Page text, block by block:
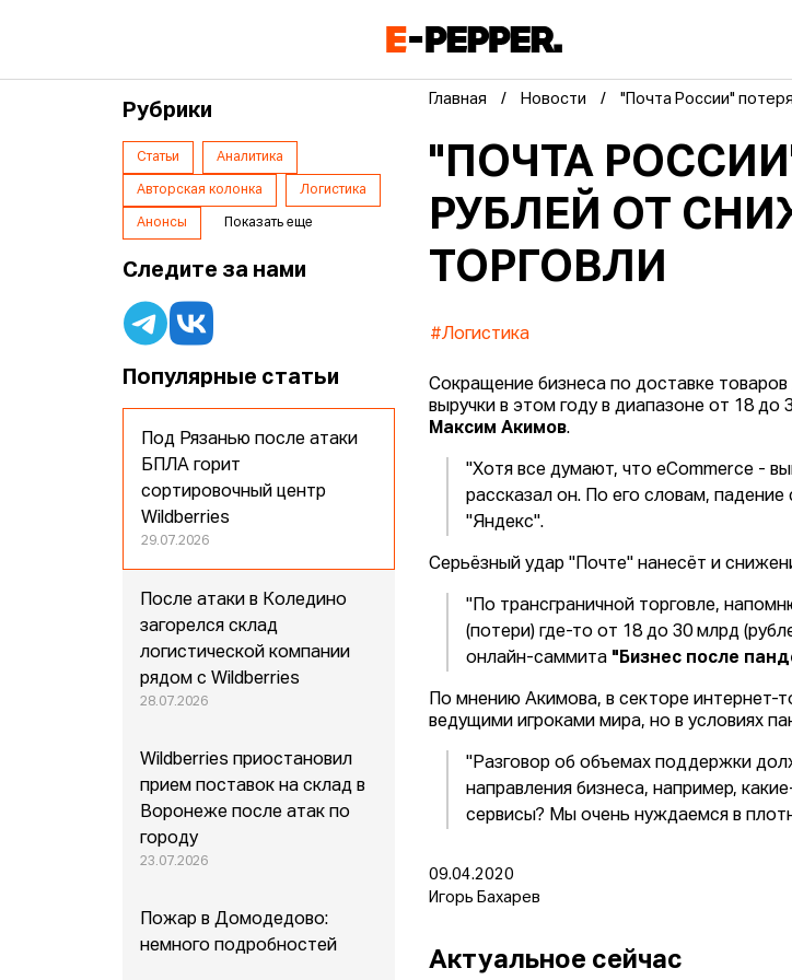
Главная Новости "Почта России"
"ПОЧТА
РУБЛЕЙ ОТ
ТОРГОВЛИ
#Логистика
Сокращение бизнеса по доставке
выручки в этом году в диапазоне от 18 до
Максим Акимов.
"Хотя все думают, что eCommerce -
рассказал он. По его словам, падение
"Яндекс".
Серьёзный удар "Почте" нанесёт и
"По трансграничной торговле,
(потери) где-то от 18 до 30 млрд
онлайн-саммита "Бизнес после
По мнению Акимова, в секторе интернет-
ведущими игроками мира, но в условиях
"Разговор об объемах поддержки
направления бизнеса, например,
сервисы? Мы очень нуждаемся в
09.04.2020
Игорь Бахарев
Актуальное сейчас
Рубрики
Статьи Аналитика
Авторская колонка Логистика
Анонсы Показать еще
Следите за нами
Популярные статьи
Под Рязанью после атаки
БПЛА горит
сортировочный центр
Wildberries
29.07.2026
После атаки в Коледино
загорелся склад
логистической компании
рядом с Wildberries
28.07.2026
Wildberries приостановил
прием поставок на склад в
Воронеже после атак по
городу
23.07.2026
Пожар в Домодедово:
немного подробностей